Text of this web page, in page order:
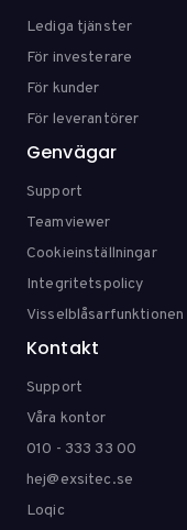
Lediga tjänster
För investerare
För kunder
För leverantörer
Genvägar
Support
Teamviewer
Cookieinställningar
Integritetspolicy
Visselblåsarfunktionen
Kontakt
Support
Våra kontor
010 - 333 33 00
hej@exsitec.se
Loqic